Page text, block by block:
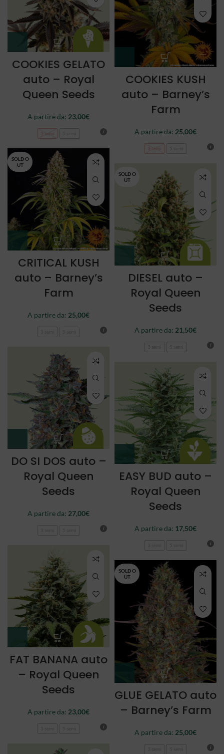
COOKIES GELATO
auto – Royal
Queen Seeds
A partire da: 23,00€
3 semi
COOKIES KUSH
auto – Barney’s
Farm
A partire da: 25,00€
3 semi
SOLD O
UT
CRITICAL KUSH
auto – Barney’s
Farm
A partire da: 25,00€
SOLD O
UT
DIESEL auto –
Royal Queen
Seeds
A partire da: 21,50€
DO SI DOS auto –
Royal Queen
Seeds
A partire da: 27,00€
EASY BUD auto –
Royal Queen
Seeds
A partire da: 17,50€
FAT BANANA auto
– Royal Queen
Seeds
A partire da: 23,00€
SOLD O
UT
GLUE GELATO auto
– Barney’s Farm
A partire da: 25,00€